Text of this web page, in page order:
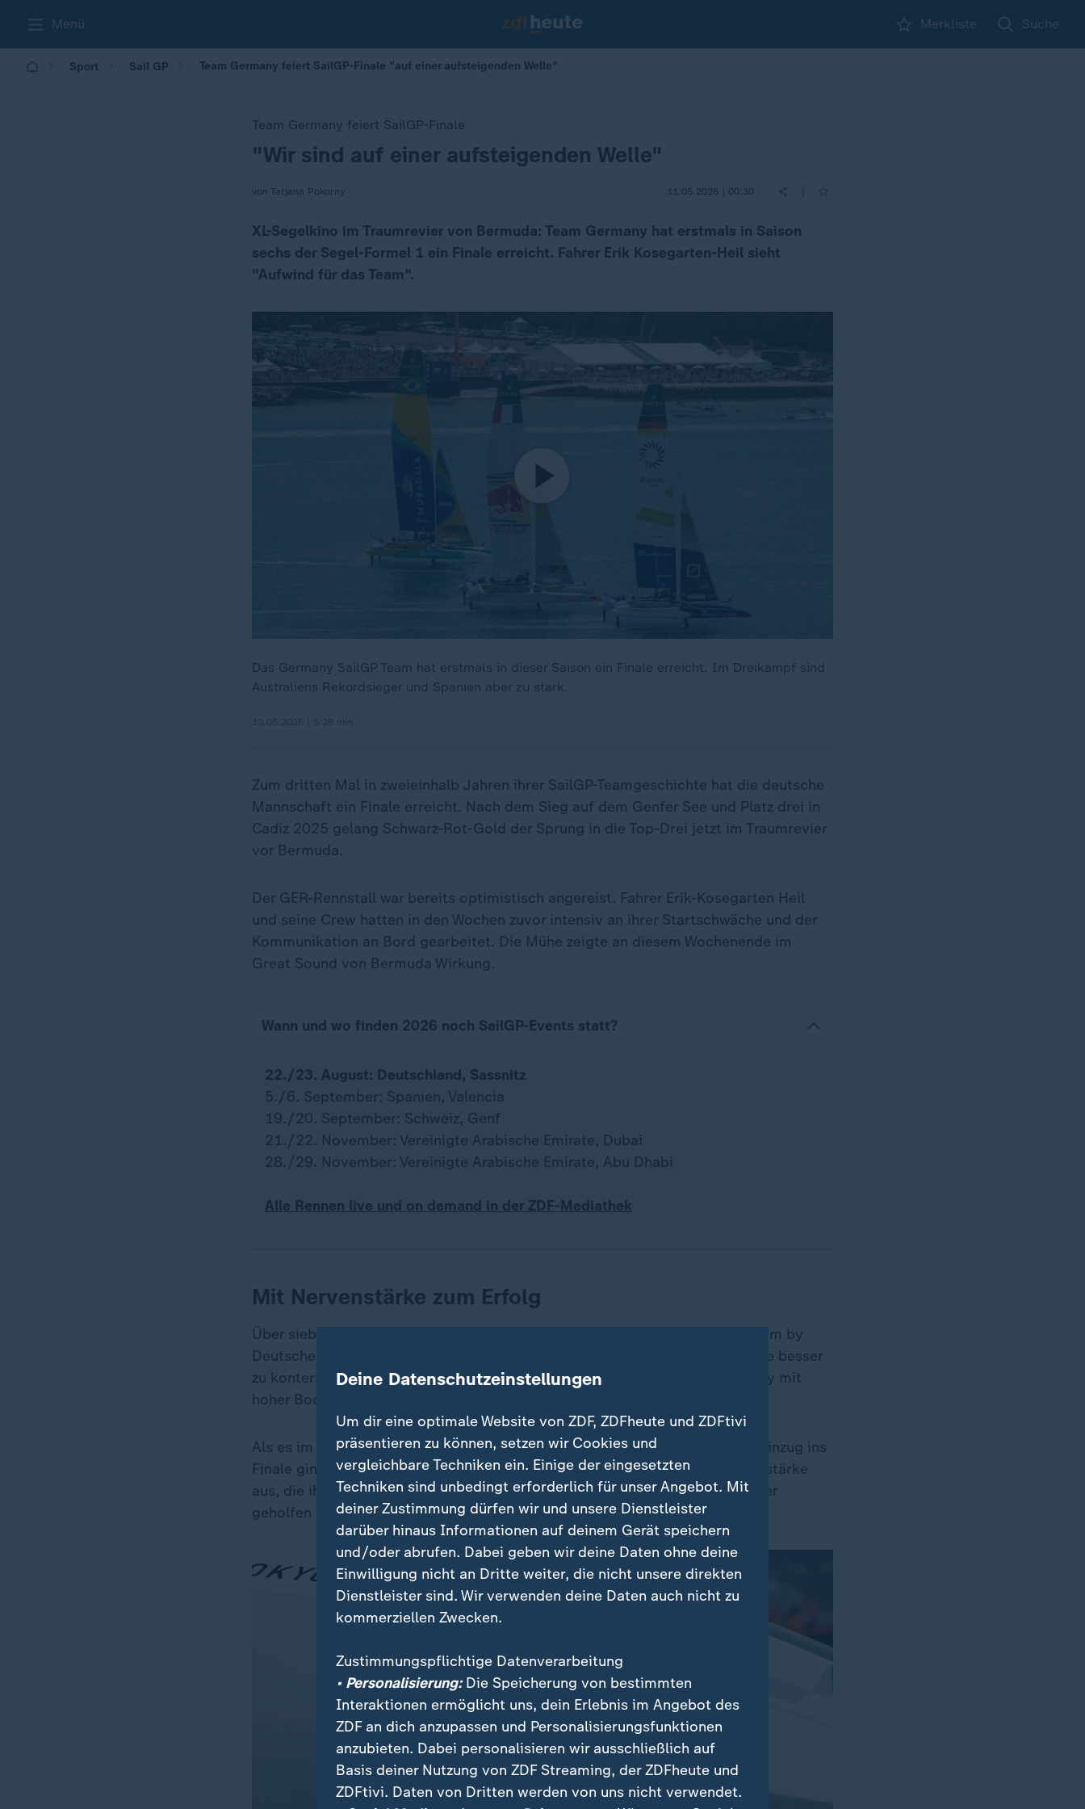
Menü Merkliste Suche
Sport Sail GP Team Germany feiert SailGP-Finale "auf einer aufsteigenden Welle"
Team Germany feiert SailGP-Finale
:"Wir sind auf einer aufsteigenden Welle"
von Tatjana Pokorny 11.05.2026 | 00:30
XL-Segelkino im Traumrevier von Bermuda: Team Germany hat erstmals in Saison
sechs der Segel-Formel 1 ein Finale erreicht. Fahrer Erik Kosegarten-Heil sieht
"Aufwind für das Team".
Das Germany SailGP Team hat erstmals in dieser Saison ein Finale erreicht. Im Dreikampf sind
Australiens Rekordsieger und Spanien aber zu stark.
Zum dritten Mal in zweieinhalb Jahren ihrer SailGP-Teamgeschichte hat die deutsche
Mannschaft ein Finale erreicht. Nach dem Sieg auf dem Genfer See und Platz drei in
Cadiz 2025 gelang Schwarz-Rot-Gold der Sprung in die Top-Drei jetzt im Traumrevier
vor Bermuda.
Der GER-Rennstall war bereits optimistisch angereist. Fahrer Erik-Kosegarten Heil
und seine Crew hatten in den Wochen zuvor intensiv an ihrer Startschwäche und der
Kommunikation an Bord gearbeitet. Die Mühe zeigte an diesem Wochenende im
Great Sound von Bermuda Wirkung.
Wann und wo finden 2026 noch SailGP-Events statt?
22./23. August: Deutschland, Sassnitz
5./6. September: Spanien, Valencia
19./20. September: Schweiz, Genf
21./22. November: Vereinigte Arabische Emirate, Dubai
28./29. November: Vereinigte Arabische Emirate, Abu Dhabi
Alle Rennen live und on demand in der ZDF-Mediathek
Mit Nervenstärke zum Erfolg
Über sieben Rennen mit der gesamten Flotte zeigte das Germany SailGP Team by
Deutsche Bank zwar erneut einige Startschwächen, doch wusste die Crew sie besser
zu kontern. Als eine der besten Aufholmannschaften punktete Team Germany mit
hoher Bootsgeschwindigkeit und guter Strategie.
Als es im siebten und letzten Flottenrennen mit allen zwölf Booten um den Einzug ins
Finale ging, spielte Fahrer Erik Kosegarten-Heil auch seine bekannte Nervenstärke
aus, die ihm schon beim Gewinn zweier olympischer Bronzemedaillen im 49er
geholfen hatte.
Deine Datenschutzeinstellungen
Um dir eine optimale Website von ZDF, ZDFheute und ZDFtivi
präsentieren zu können, setzen wir Cookies und
vergleichbare Techniken ein. Einige der eingesetzten
Techniken sind unbedingt erforderlich für unser Angebot. Mit
deiner Zustimmung dürfen wir und unsere Dienstleister
darüber hinaus Informationen auf deinem Gerät speichern
und/oder abrufen. Dabei geben wir deine Daten ohne deine
Einwilligung nicht an Dritte weiter, die nicht unsere direkten
Dienstleister sind. Wir verwenden deine Daten auch nicht zu
kommerziellen Zwecken.
Zustimmungspflichtige Datenverarbeitung
• Personalisierung:Die Speicherung von bestimmten
Interaktionen ermöglicht uns, dein Erlebnis im Angebot des
ZDF an dich anzupassen und Personalisierungsfunktionen
anzubieten. Dabei personalisieren wir ausschließlich auf
Basis deiner Nutzung von ZDF Streaming, der ZDFheute und
ZDFtivi. Daten von Dritten werden von uns nicht verwendet.